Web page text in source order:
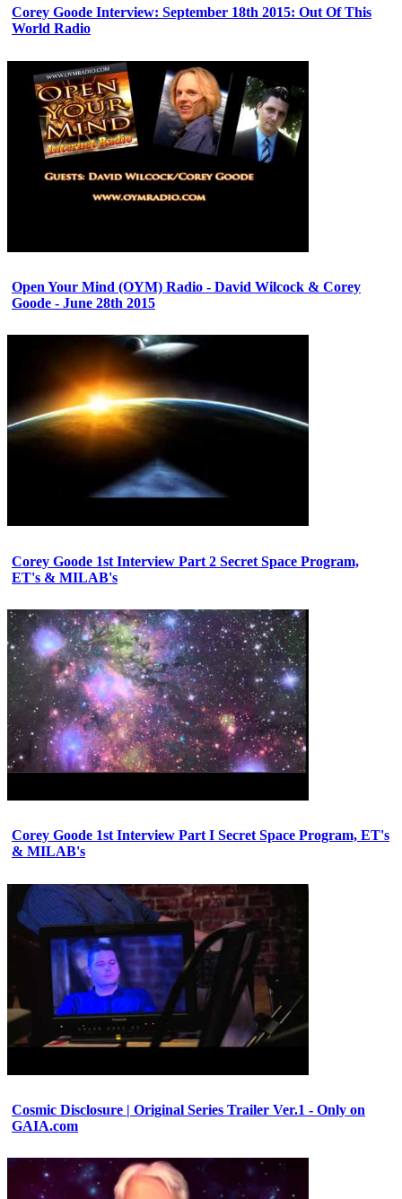
Corey Goode Interview: September 18th 2015: Out Of This
World Radio
Open Your Mind (OYM) Radio - David Wilcock & Corey
Goode - June 28th 2015
Corey Goode 1st Interview Part 2 Secret Space Program,
ET's & MILAB's
Corey Goode 1st Interview Part I Secret Space Program, ET's
& MILAB's
Cosmic Disclosure | Original Series Trailer Ver.1 - Only on
GAIA.com